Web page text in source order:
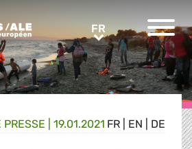
FR FR
FR EN DE
PRESSE 19.01.2021